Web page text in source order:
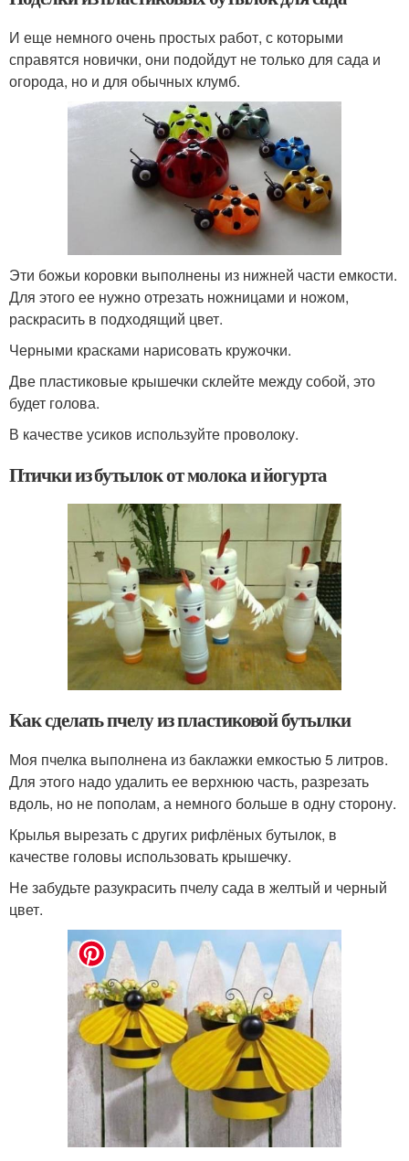
И еще немного очень простых работ, с которыми
справятся новички, они подойдут не только для сада и
огорода, но и для обычных клумб.
Эти божьи коровки выполнены из нижней части емкости.
Для этого ее нужно отрезать ножницами и ножом,
раскрасить в подходящий цвет.
Черными красками нарисовать кружочки.
Две пластиковые крышечки склейте между собой, это
будет голова.
В качестве усиков используйте проволоку.
Птички из бутылок от молока и йогурта
Как сделать пчелу из пластиковой бутылки
Моя пчелка выполнена из баклажки емкостью 5 литров.
Для этого надо удалить ее верхнюю часть, разрезать
вдоль, но не пополам, а немного больше в одну сторону.
Крылья вырезать с других рифлёных бутылок, в
качестве головы использовать крышечку.
Не забудьте разукрасить пчелу сада в желтый и черный
цвет.